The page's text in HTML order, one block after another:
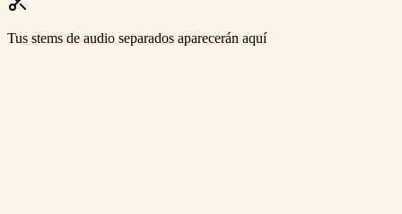
Tus stems de audio separados aparecerán aquí